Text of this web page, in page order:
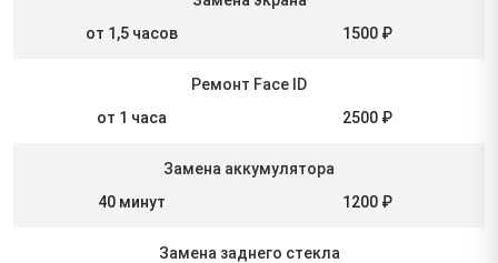
от 1,5 часов
1500 ₽
Ремонт Face ID
от 1 часа
2500 ₽
Замена аккумулятора
40 минут
1200 ₽
Замена заднего стекла